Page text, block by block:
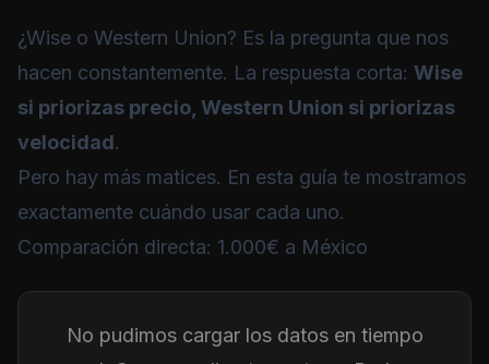
¿Wise o Western Union? Es la pregunta que nos
hacen constantemente. La respuesta corta: Wise
si priorizas precio, Western Union si priorizas
velocidad.
Pero hay más matices. En esta guía te mostramos
exactamente cuándo usar cada uno.
Comparación directa: 1.000€ a México
No pudimos cargar los datos en tiempo